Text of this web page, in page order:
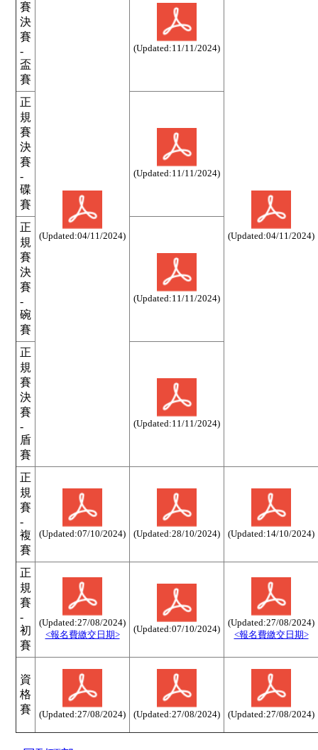
賽
決
賽
-
盃
賽
(Updated:04/11/2024)
(Updated:11/11/2024)
(Updated:04/11/2024)
正
規
賽
決
賽
-
碟
賽
(Updated:11/11/2024)
正
規
賽
決
賽
-
碗
賽
(Updated:11/11/2024)
正
規
賽
決
賽
-
盾
賽
(Updated:11/11/2024)
正
規
賽
-
複
賽
(Updated:07/10/2024) (Updated:28/10/2024) (Updated:14/10/2024)
正
規
賽
-
初
賽
(Updated:27/08/2024)
<報名費繳交日期>
(Updated:07/10/2024)
(Updated:27/08/2024)
<報名費繳交日期>
資
格
賽
(Updated:27/08/2024) (Updated:27/08/2024) (Updated:27/08/2024)